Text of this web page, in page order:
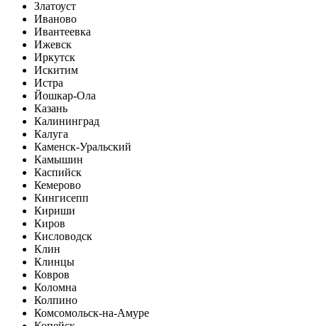
Златоуст
Иваново
Ивантеевка
Ижевск
Иркутск
Искитим
Истра
Йошкар-Ола
Казань
Калининград
Калуга
Каменск-Уральский
Камышин
Каспийск
Кемерово
Кингисепп
Кириши
Киров
Кисловодск
Клин
Клинцы
Ковров
Коломна
Колпино
Комсомольск-на-Амуре